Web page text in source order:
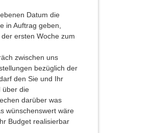
Datum die
in Auftrag geben,
ersten Woche zum
zwischen uns
bezüglich der
den Sie und Ihr
über die
darüber was
wünschenswert wäre
Budget realisierbar